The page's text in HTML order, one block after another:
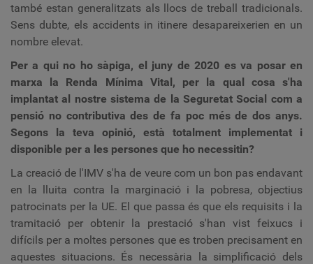
també estan generalitzats als llocs de treball tradicionals.
Sens dubte, els accidents in itinere desapareixerien en un
nombre elevat.
Per a qui no ho sàpiga, el juny de 2020 es va posar en
marxa la Renda Mínima Vital, per la qual cosa s'ha
implantat al nostre sistema de la Seguretat Social com a
pensió no contributiva des de fa poc més de dos anys.
Segons la teva opinió, està totalment implementat i
disponible per a les persones que ho necessitin?
La creació de l'IMV s'ha de veure com un bon pas endavant
en la lluita contra la marginació i la pobresa, objectius
patrocinats per la UE. El que passa és que els requisits i la
tramitació per obtenir la prestació s'han vist feixucs i
difícils per a moltes persones que es troben precisament en
aquestes situacions. És necessària la simplificació dels